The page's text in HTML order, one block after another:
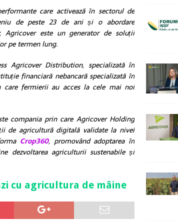
care activează în sectorul de
de peste 23 de ani și o abordare
Agricover este un generator de soluții
pe termen lung.
Agricover Distribution, specializată în
financiară nebancară specializată în
care fermierii au acces la cele mai noi
compania prin care Agricover Holding
de agricultură digitală validate la nivel
Crop360, promovând adoptarea în
dezvoltarea agriculturii sustenabile și
cu agricultura de mâine